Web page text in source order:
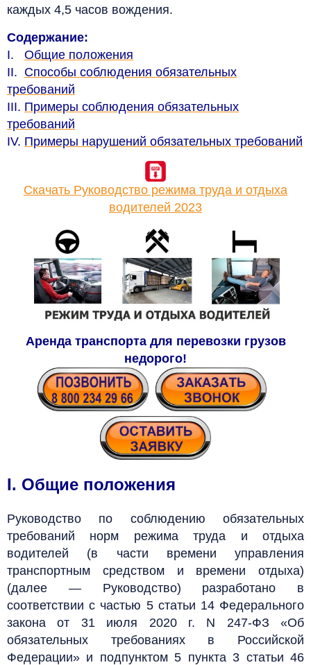
каждых 4,5 часов вождения.
Содержание:
I. Общие положения
II. Способы соблюдения обязательных
требований
III. Примеры соблюдения обязательных
требований
IV. Примеры нарушений обязательных требований
Скачать Руководство режима труда и отдыха
водителей 2023
Аренда транспорта для перевозки грузов
недорого!
I. Общие положения
Руководство по соблюдению обязательных
требований норм режима труда и отдыха
водителей (в части времени управления
транспортным средством и времени отдыха)
(далее — Руководство) разработано в
соответствии с частью 5 статьи 14 Федерального
закона от 31 июля 2020 г. N 247-ФЗ «Об
обязательных требованиях в Российской
Федерации» и подпунктом 5 пункта 3 статьи 46